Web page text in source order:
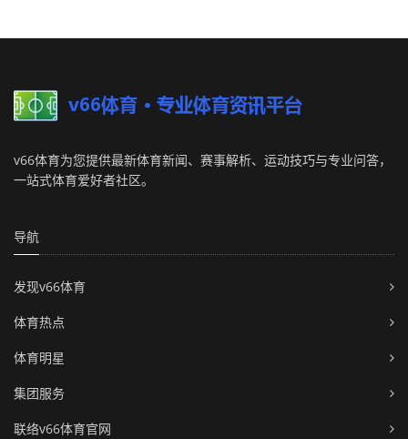
v66体育为您提供最新体育新闻、赛事解析、运动技巧与专业问答，
一站式体育爱好者社区。
导航
发现v66体育
体育热点
体育明星
集团服务
联络v66体育官网